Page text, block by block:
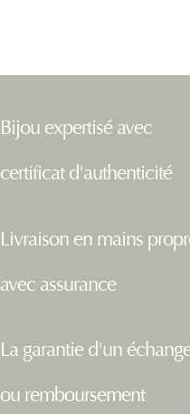
Bijou expertisé avec
certificat d'authenticité
Livraison en mains
avec assurance
La garantie d'un
ou remboursement